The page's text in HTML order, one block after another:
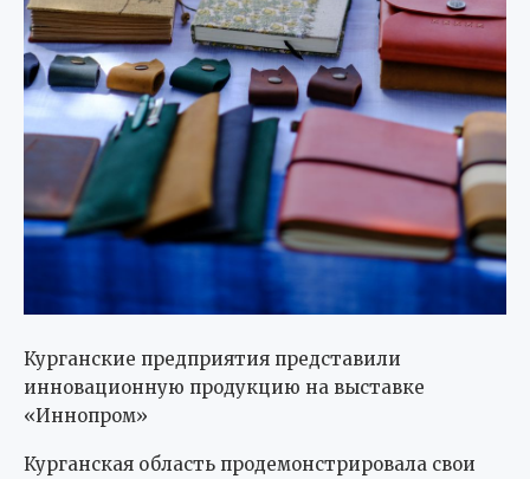
Курганские предприятия представили
инновационную продукцию на выставке
«Иннопром»
Курганская область продемонстрировала свои